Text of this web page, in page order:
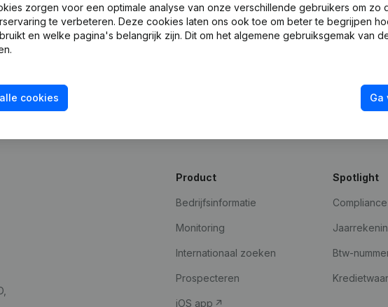
zorgen voor een optimale analyse van onze verschillende gebruikers om zo
te verbeteren. Deze cookies laten ons ook toe om beter te begrijpen
en welke pagina's belangrijk zijn. Dit om het algemene gebruiksgemak van
cookies Ga
Product
Bedrijfsinformatie
Monitoring
Internationaal zoeken
Prospecteren
iOS app
Spotlight
Btw-